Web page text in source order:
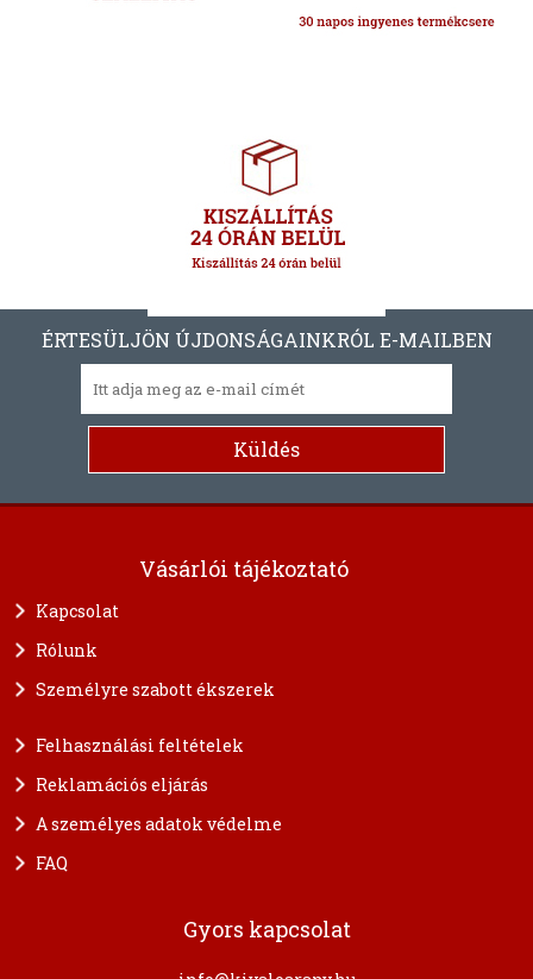
ÉRTESÜLJÖN ÚJDONSÁGAINKRÓL E-MAILBEN
Vásárlói tájékoztató
Kapcsolat
Rólunk
Személyre szabott ékszerek
Felhasználási feltételek
Reklamációs eljárás
A személyes adatok védelme
FAQ
Gyors kapcsolat